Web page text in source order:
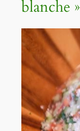
blanche »